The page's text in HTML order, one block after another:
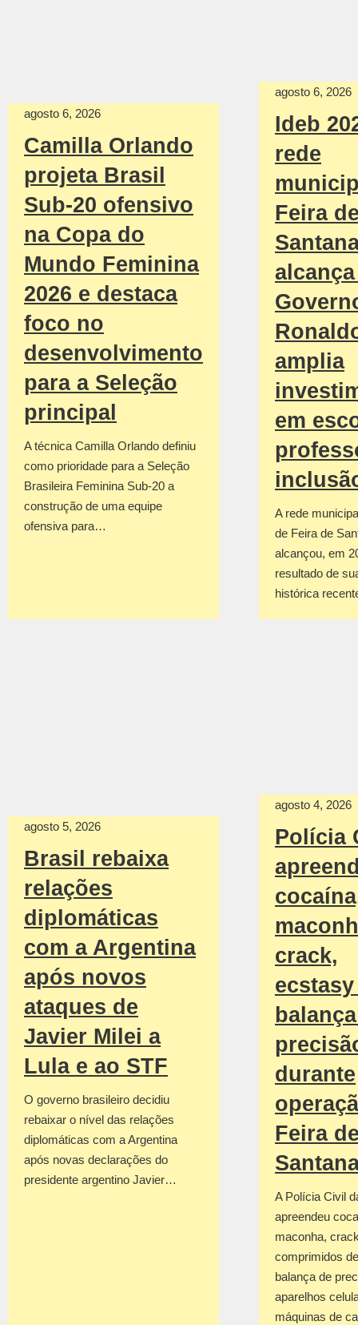
agosto 6, 2026
Camilla Orlando
projeta Brasil
Sub-20 ofensivo
na Copa do
Mundo Feminina
2026 e destaca
foco no
desenvolvimento
para a Seleção
principal
A técnica Camilla Orlando definiu
como prioridade para a Seleção
Brasileira Feminina Sub-20 a
construção de uma equipe
ofensiva para…
agosto 6, 2026
Ideb
rede
Feira
amplia
em
A rede
de Feira de
alcançou, em
resultado de
histórica
agosto 5, 2026
Brasil rebaixa
relações
diplomáticas
com a Argentina
após novos
ataques de
Javier Milei a
Lula e ao STF
O governo brasileiro decidiu
rebaixar o nível das relações
diplomáticas com a Argentina
após novas declarações do
presidente argentino Javier…
agosto 4, 2026
Polícia
crack,
ecstasy
durante
Feira
A Polícia Civil
apreendeu
maconha,
comprimidos
balança de
aparelhos
máquinas de